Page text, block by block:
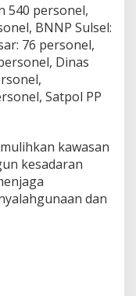
540 personel,
BNNP Sulsel:
76 personel,
Dinas
Satpol PP
kawasan
kesadaran
dan